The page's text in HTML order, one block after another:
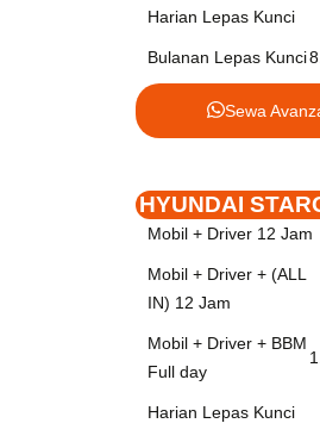
Harian Lepas Kunci
Bulanan Lepas Kunci
Sewa
HYUNDAI
Mobil + Driver 12 Jam
Mobil + Driver + (ALL
IN) 12 Jam
Mobil + Driver + BBM
Full day
Harian Lepas Kunci